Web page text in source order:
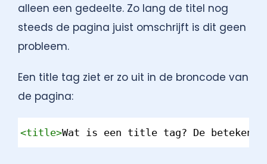
alleen een gedeelte. Zo lang de titel nog
steeds de pagina juist omschrijft is dit geen
probleem.
Een title tag ziet er zo uit in de broncode van
de pagina:
Syntax
<title>Wat is een title tag? De